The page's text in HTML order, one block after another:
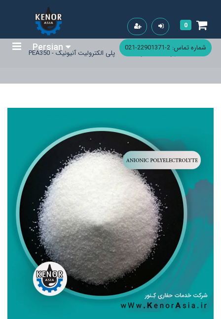
0
شماره تماس: 2-22901371-021 Persian خانه فهرست محصولات پلی الکترولیت آنیونیک - PEA350